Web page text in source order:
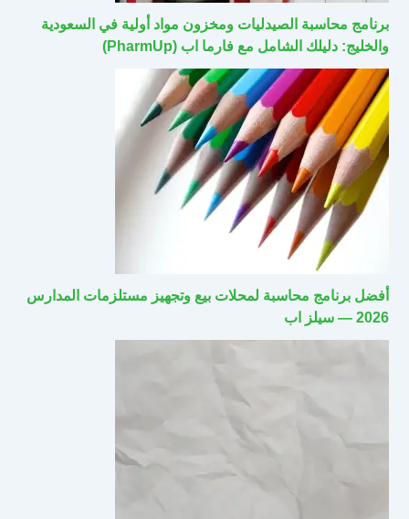
برنامج محاسبة الصيدليات ومخزون مواد أولية في السعودية
والخليج: دليلك الشامل مع فارما اب (PharmUp)
أفضل برنامج محاسبة لمحلات بيع وتجهيز مستلزمات المدارس
2026 — سيلز اب